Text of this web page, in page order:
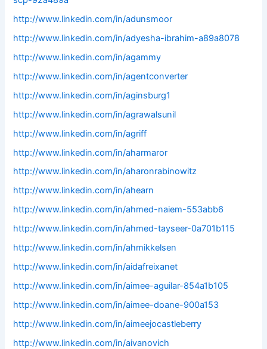
http://www.linkedin.com/in/adunsmoor
http://www.linkedin.com/in/adyesha-ibrahim-a89a8078
http://www.linkedin.com/in/agammy
http://www.linkedin.com/in/agentconverter
http://www.linkedin.com/in/aginsburg1
http://www.linkedin.com/in/agrawalsunil
http://www.linkedin.com/in/agriff
http://www.linkedin.com/in/aharmaror
http://www.linkedin.com/in/aharonrabinowitz
http://www.linkedin.com/in/ahearn
http://www.linkedin.com/in/ahmed-naiem-553abb6
http://www.linkedin.com/in/ahmed-tayseer-0a701b115
http://www.linkedin.com/in/ahmikkelsen
http://www.linkedin.com/in/aidafreixanet
http://www.linkedin.com/in/aimee-aguilar-854a1b105
http://www.linkedin.com/in/aimee-doane-900a153
http://www.linkedin.com/in/aimeejocastleberry
http://www.linkedin.com/in/aivanovich